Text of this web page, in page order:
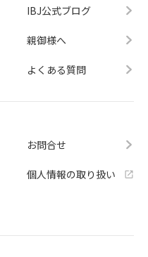
IBJ公式ブログ
親御様へ
よくある質問
お問合せ
個人情報の取り扱い